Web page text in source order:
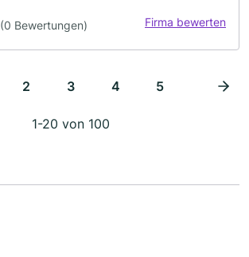
(0 Bewertungen) Firma bewerten
2 3 4 5
1-20 von 100